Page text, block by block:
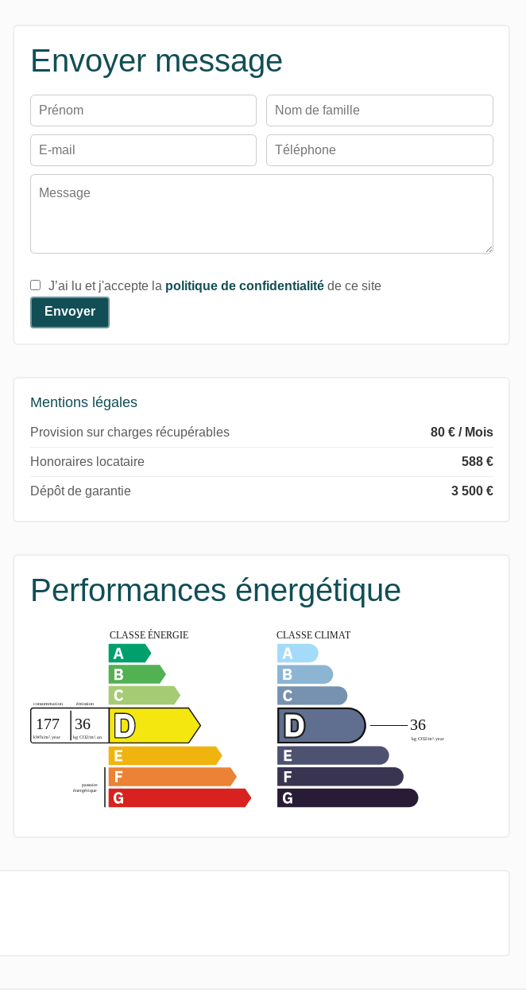
Envoyer message
J’ai lu et j'accepte la politique de confidentialitéde ce site
Envoyer
Mentions légales
Provision sur charges récupérables 80 € / Mois
Honoraires locataire 588 €
Dépôt de garantie 3 500 €
Performances énergétique